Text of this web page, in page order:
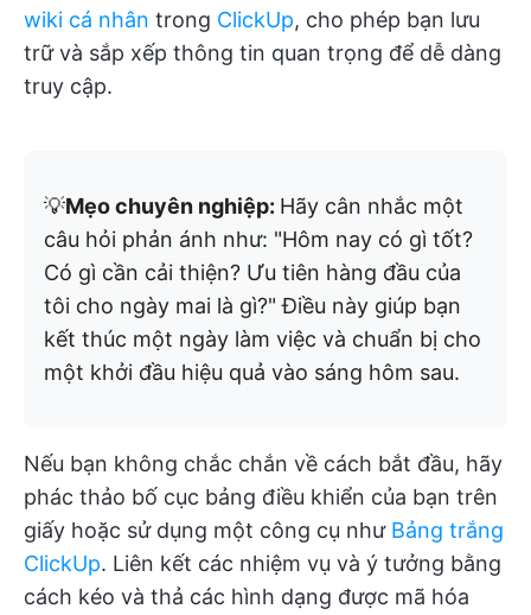
wiki cá nhân trong ClickUp, cho phép bạn lưu
trữ và sắp xếp thông tin quan trọng để dễ dàng
truy cập.
💡Mẹo chuyên nghiệp: Hãy cân nhắc một
câu hỏi phản ánh như: "Hôm nay có gì tốt?
Có gì cần cải thiện? Ưu tiên hàng đầu của
tôi cho ngày mai là gì?" Điều này giúp bạn
kết thúc một ngày làm việc và chuẩn bị cho
một khởi đầu hiệu quả vào sáng hôm sau.
Nếu bạn không chắc chắn về cách bắt đầu, hãy
phác thảo bố cục bảng điều khiển của bạn trên
giấy hoặc sử dụng một công cụ như Bảng trắng
ClickUp. Liên kết các nhiệm vụ và ý tưởng bằng
cách kéo và thả các hình dạng được mã hóa